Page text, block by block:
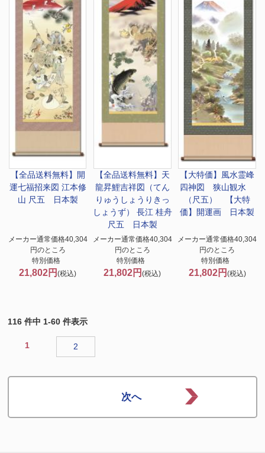
【全品送料無料】 開
運七福招来図 江本修
山 尺五 日本製
メーカー通常価格40,304
円のところ
特別価格
21,802円(税込)
【全品送料無料】 天
龍昇鯉吉祥図（てん
りゅうしょうりきっ
しょうず） 長江 桂舟
尺五 日本製
メーカー通常価格40,304
円のところ
特別価格
21,802円(税込)
【大特価】
風水霊峰
四神図 狭山観水
（尺五） 【大特
価】開運画 日本製
メーカー通常価格40,304
円のところ
特別価格
21,802円 (税込)
116 件中 1-60 件表示
1 2